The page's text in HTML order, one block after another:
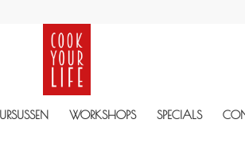
WORKSHOPS SPECIALS